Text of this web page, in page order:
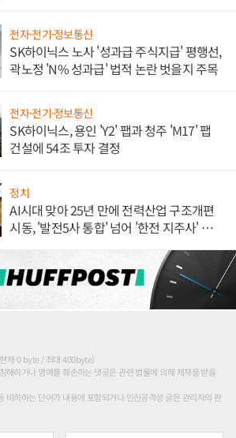
전자·전기·정보통신
SK하이닉스 노사 '성과급 주식지급' 평행선,
곽노정 'N% 성과급' 법적 논란 벗을지 주목
전자·전기·정보통신
SK하이닉스, 용인 'Y2' 팹과 청주 'M17' 팹
건설에 54조 투자 결정
정치
AI시대 맞아 25년 만에 전력산업 구조개편
시동, '발전5사 통합' 넘어 '한전 지주사' 재편
재 0 byte / 최대 400byte)
해하거나 명예를 훼손하는 댓글은 관련 법률에 의해 제재를 받을
비하하는 단어가 내용에 포함되거나 인신공격성 글은 관리자의 판